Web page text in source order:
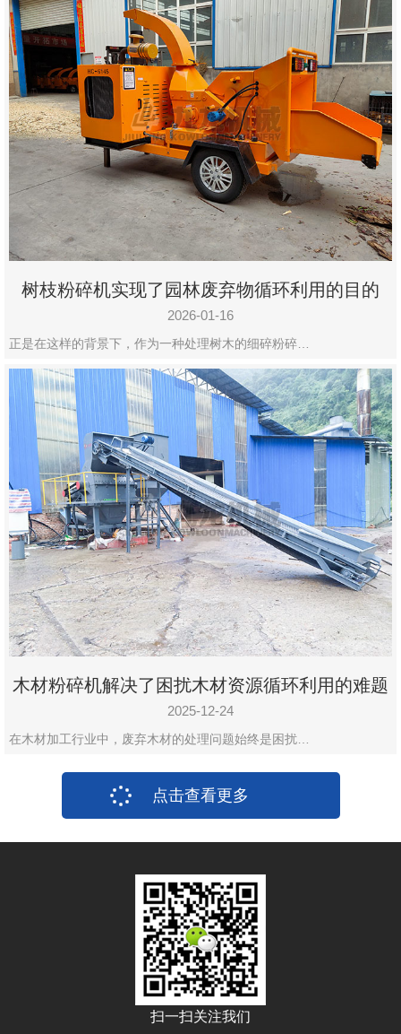
树枝粉碎机实现了园林废弃物循环利用的目的
2026-01-16
正是在这样的背景下，作为一种处理树木的细碎粉碎…
木材粉碎机解决了困扰木材资源循环利用的难题
2025-12-24
在木材加工行业中，废弃木材的处理问题始终是困扰…
点击查看更多
扫一扫关注我们